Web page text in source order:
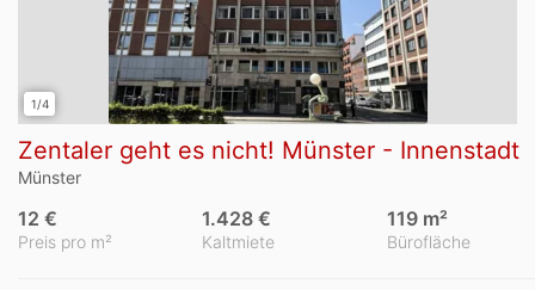
1/4
Zentaler geht es nicht! Münster - Innenstadt
Münster
Preis pro m²
12 €
Kaltmiete
1.428 €
Bürofläche
119 m²